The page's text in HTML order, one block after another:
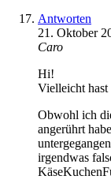
Antworten
21. Oktober
Caro
Hi!
Vielleicht
Obwohl ich
angerührt
irgendwas